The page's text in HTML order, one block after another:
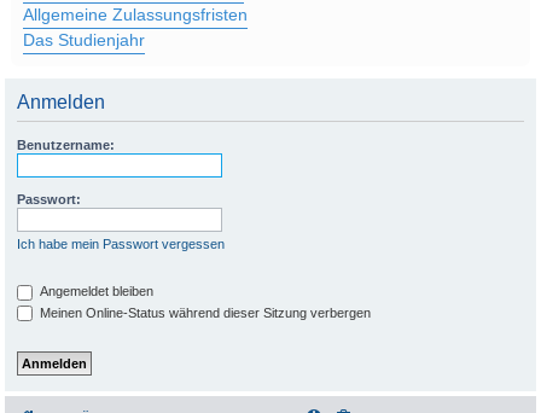
Allgemeine Zulassungsfristen
Das Studienjahr
Anmelden
Benutzername:
Passwort:
Ich habe mein Passwort vergessen
Angemeldet bleiben
Meinen Online-Status während dieser Sitzung verbergen